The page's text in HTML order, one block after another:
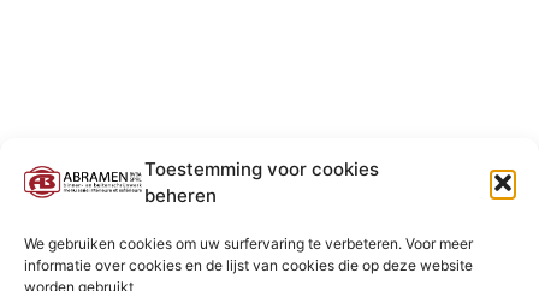
Toestemming voor cookies
beheren
We gebruiken cookies om uw surfervaring te verbeteren. Voor meer
informatie over cookies en de lijst van cookies die op deze website
worden gebruikt